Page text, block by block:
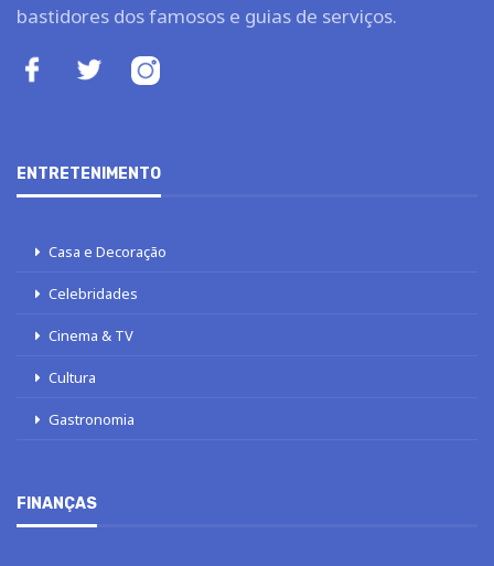
bastidores dos famosos e guias de serviços.
ENTRETENIMENTO
Casa e Decoração
Celebridades
Cinema & TV
Cultura
Gastronomia
FINANÇAS